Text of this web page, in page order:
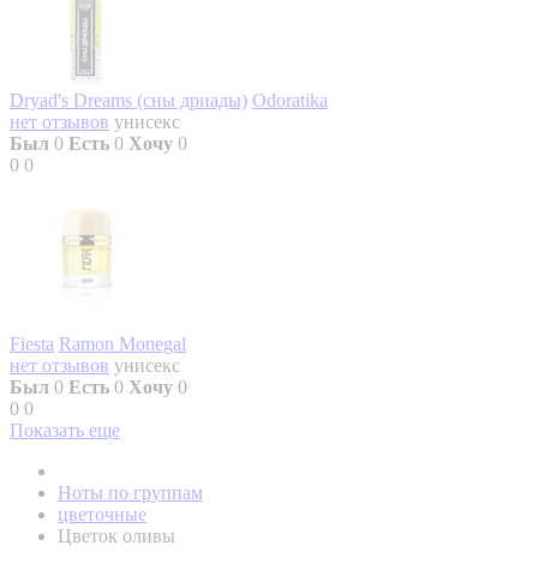
Dryad's Dreams (сны дриады) Odoratika
нет отзывов унисекс
Был 0 Есть 0 Хочу 0
0 0
Fiesta Ramon Monegal
нет отзывов унисекс
Был 0 Есть 0 Хочу 0
0 0
Показать еще
Ноты по группам
цветочные
Цветок оливы